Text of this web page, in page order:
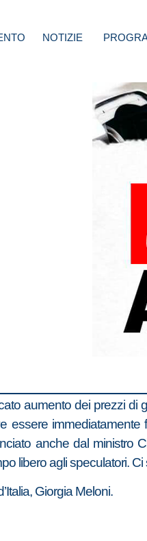
NOTIZIE
aumento dei prezzi
essere
anche dal
libero agli speculatori.
Giorgia Meloni.